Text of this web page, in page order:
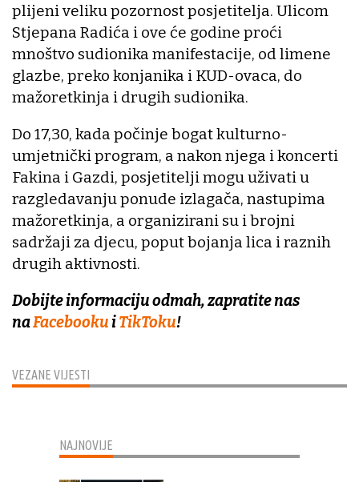
VEZANE VIJESTI
plijeni veliku pozornost posjetitelja. Ulicom
Stjepana Radića i ove će godine proći
mnoštvo sudionika manifestacije, od limene
glazbe, preko konjanika i KUD-ovaca, do
mažoretkinja i drugih sudionika.
Do 17,30, kada počinje bogat kulturno-
umjetnički program, a nakon njega i koncerti
Fakina i Gazdi, posjetitelji mogu uživati u
razgledavanju ponude izlagača, nastupima
mažoretkinja, a organizirani su i brojni
sadržaji za djecu, poput bojanja lica i raznih
drugih aktivnosti.
Dobijte informaciju odmah, zapratite nas
naFacebookuiTikToku!
NAJNOVIJE